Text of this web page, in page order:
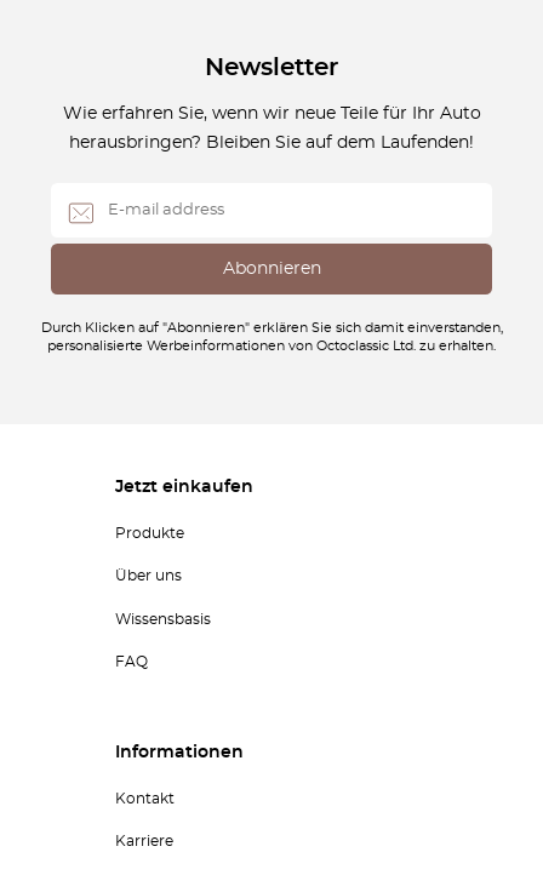
Newsletter
Wie erfahren Sie, wenn wir neue Teile für Ihr Auto
herausbringen? Bleiben Sie auf dem Laufenden!
Durch Klicken auf "Abonnieren" erklären Sie sich damit einverstanden,
personalisierte Werbeinformationen von Octoclassic Ltd. zu erhalten.
Jetzt einkaufen
Produkte
Über uns
Wissensbasis
FAQ
Informationen
Kontakt
Karriere